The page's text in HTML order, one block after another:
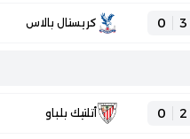
3
0 كريستال بالاس
2
0 أتلتيك بلباو